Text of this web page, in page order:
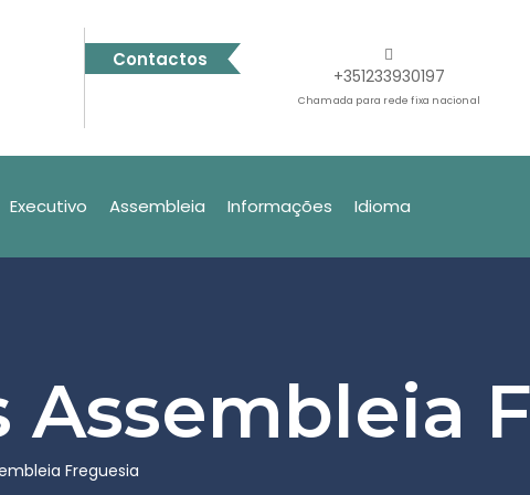
Contactos
+351233930197
Chamada para rede fixa nacional
Executivo Assembleia Informações Idioma
Assembleia
Freguesia